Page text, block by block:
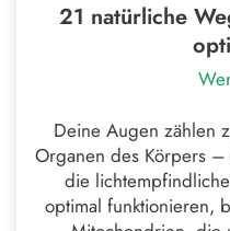
21 natürliche
Deine Augen zählen
Organen des Körpers
die
optimal funktionieren,